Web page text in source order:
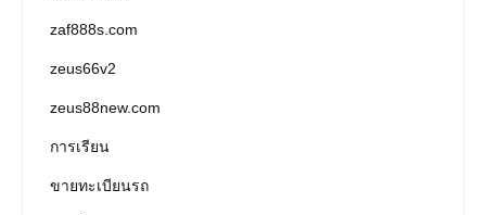
zaf888s.com
zeus66v2
zeus88new.com
การเรียน
ขายทะเบียนรถ